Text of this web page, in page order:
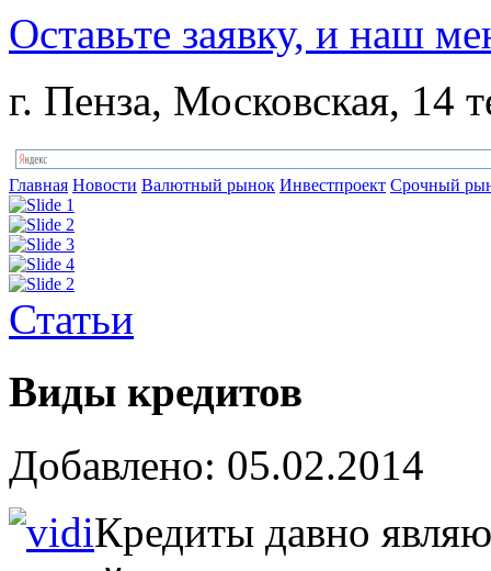
Оставьте заявку, и наш
г. Пенза, Московская, 14
Главная Новости Валютный рынок Инвестпроект Срочный
Статьи
Виды кредитов
Добавлено: 05.02.2014
Кредиты давно